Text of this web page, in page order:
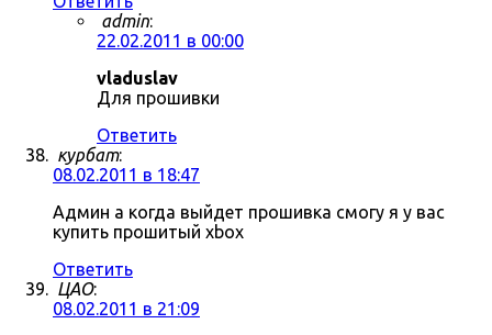
admin:
22.02.2011 в 00:00
vladuslav
Для прошивки
Ответить
курбат:
08.02.2011 в 18:47
Админ а когда выйдет прошивка смогу я у вас
купить прошитый xbox
Ответить
ЦАО:
08.02.2011 в 21:09